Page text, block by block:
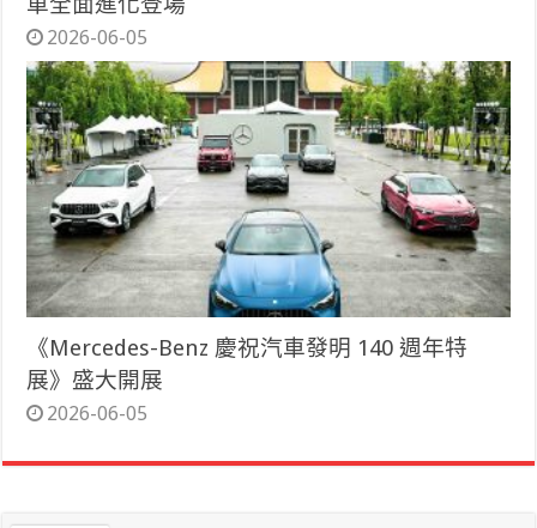
2026-06-05
《Mercedes-Benz 慶祝汽車發明 140 週年特
展》盛大開展
2026-06-05